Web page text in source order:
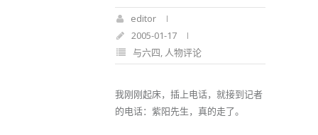
editor
2005-01-17
与六四, 人物评论
我刚刚起床，插上电话，就接到记者
的电话：紫阳先生，真的走了。